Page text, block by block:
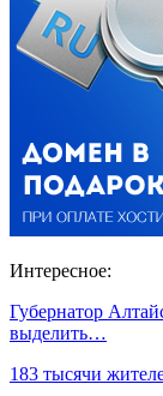
Интересное:
Губернатор
выделить…
183 тысячи